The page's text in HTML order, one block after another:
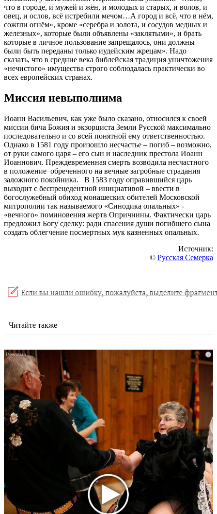
что в городе, и мужей и жён, и молодых и старых, и волов, и
овец, и ослов, всё истребили мечом…А город и всё, что в нём,
сожгли огнём», кроме «серебра и золота, и сосудов медных и
железных», которые были объявлены «заклятыми», и брать
которые в личное пользование запрещалось, они должны
были быть переданы только иудейским жрецам». Надо
сказать, что в средние века библейская традиция уничтожения
«нечистого» имущества строго соблюдалась практически во
всех европейских странах.
Миссия невыполнима
Иоанн Васильевич, как уже было сказано, относился к своей
миссии бича Божия и экзорциста Земли Русской максимально
последовательно и со всей понятной ему ответственностью.
Однако в 1581 году произошло несчастье – погиб – возможно,
от руки самого царя – его сын и наследник престола Иоанн
Иоаннович. Преждевременная смерть возводила несчастного
в положение обреченного на вечные загробные страдания
заложного покойника. В 1583 году оправившийся царь
выходит с беспрецедентной инициативой – ввести в
богослужебный обиход монашеских обителей Московской
митрополии так называемого «Синодика опальных» -
«вечного» поминовения жертв Опричнины. Фактически царь
предложил Богу сделку: ради спасения души погибшего сына
создать облегчение посмертных мук казненных опальных.
Источник:
© Русская Семерка
Читайте также
i